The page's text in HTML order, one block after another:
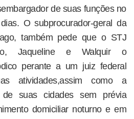
de suas funções no
O subprocurador-geral da
também pede que o STJ
Jaqueline e Walquir o
perante a um juiz federal
atividades,assim como a
suas cidades sem prévia
domiciliar noturno e em